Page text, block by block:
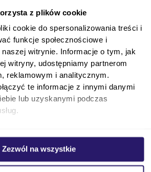
z plików cookie
cookie do spersonalizowania treści i
funkcje społecznościowe i
witrynie. Informacje o tym, jak
witryny, udostępniamy partnerom
reklamowym i analitycznym.
te informacje z innymi danymi
lub uzyskanymi podczas
Zezwól na wszystkie
Następie wlej mydło lub wsyp
30 min. Po tym czasie chwyć
nią po materiale. W
miejscach możesz
jeśli plamy nadal nie chcą zejść,
octu i sody. Następie wysusz
jak w przypadku prania w
odbarwiają materiał,
sprawdzi się jedynie w
tkanin.